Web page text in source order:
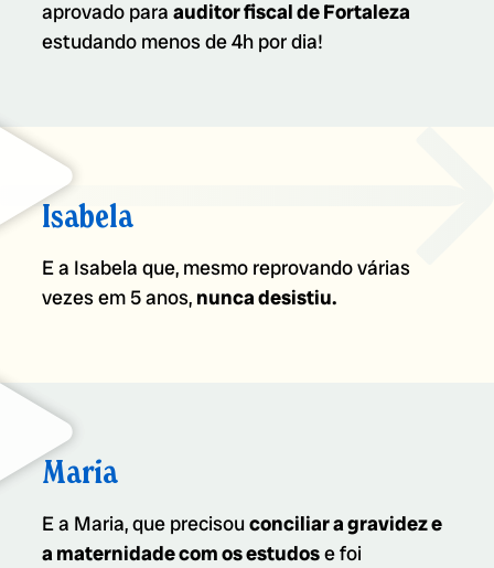
aprovado paraauditor fiscal de Fortaleza
estudando menos de 4h por dia!
Isabela
E a Isabela que, mesmo reprovando várias
vezes em 5 anos, nunca desistiu.
Maria
E a Maria, que precisouconciliar a gravidez e
a maternidade com os estudose foi